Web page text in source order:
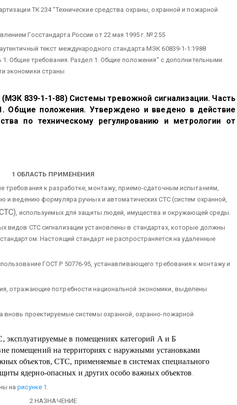
ТК 234 “Технические средства охраны, охранной и пожарной
Госстандарта России от 22 мая 1995 г. № 255
текст международного стандарта МЭК 60839-1-1:1988
Общие требования. Раздел 1. Общие положения” с дополнительными
экономики страны
(МЭК 839-1-1-88) Системы тревожной сигнализации. Часть
Общие положения.Утверждено и введено в действие
по техническому регулированию и метрологии от
1 ОБЛАСТЬ ПРИМЕНЕНИЯ
требования к разработке, монтажу, приемо-сдаточным испытаниям,
и ведению формуляра ручных и автоматических СТС (систем охранной,
, используемых для защиты людей, имущества и окружающей среды.
видов СТС сигнализации установлены в стандартах, которые должны
Настоящий стандарт не распространяется на удаленные
ГОСТ Р 50776-95, устанавливающего требования к монтажу и
отражающие потребности национальной экономики, выделены
вновь проектируемые системы охранной, охранно-пожарной
эксплуатируемые в помещениях категорий А и Б
помещений на территориях с наружными установками
объектов, СТС, применяемые в системах специального
ядерно-опасных и других особо важных объектов
нарисунке 1
2 НАЗНАЧЕНИЕ